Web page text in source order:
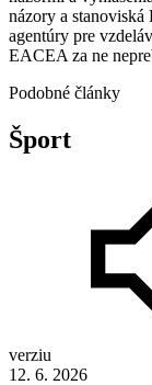
názory a
agentúry pre
EACEA za ne
Podobné články
Šport
verziu
12. 6. 2026